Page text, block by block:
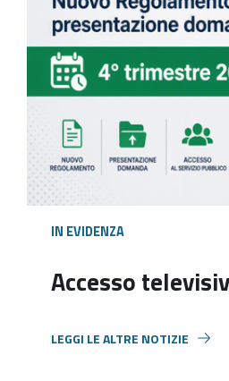
IN EVIDENZA
Accesso
LEGGI LE ALTRE NOTIZIE